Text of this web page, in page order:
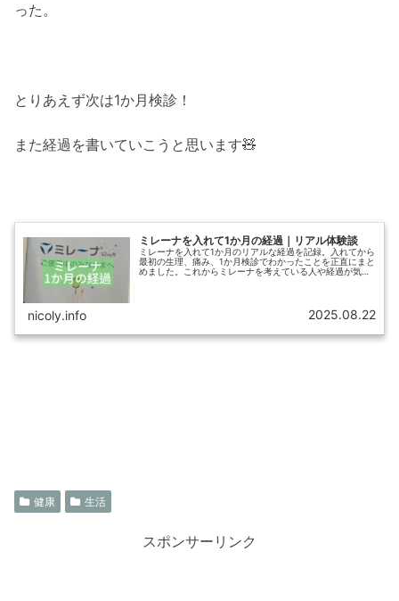
った。
とりあえず次は1か月検診！
また経過を書いていこうと思います🧸
ミレーナを入れて1か月の経過｜リアル体験談
ミレーナを入れて1か月のリアルな経過を記録。入れてから
最初の生理、痛み、1か月検診でわかったことを正直にまと
めました。これからミレーナを考えている人や経過が気に
nicoly.info 2025.08.22
健康 生活
スポンサーリンク